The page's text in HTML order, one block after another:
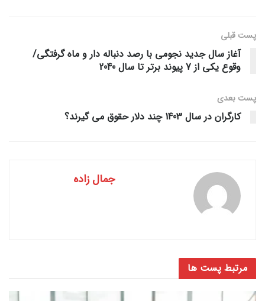
پست قبلی
آغاز سال جدید نجومی با رصد دنباله دار و ماه گرفتگی/
وقوع یکی از 7 پیوند برتر تا سال 2040
پست‌ بعدی
کارگران در سال 1403 چند دلار حقوق می گیرند؟
جمال زاده
مرتبط پست ها